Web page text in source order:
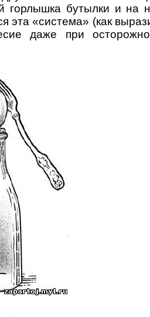
горлышка бутылки и на
эта «система» (как
даже при